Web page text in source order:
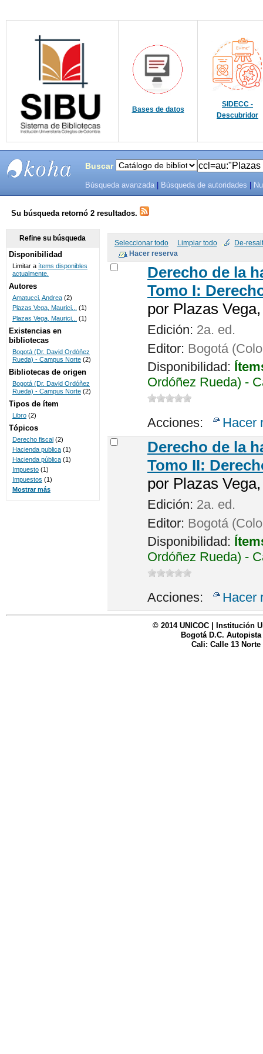
Bases de datos
SIDECC -
Descubridor
SISTEMAS
DE
BIBLIOTECAS
UNICOC
Buscar
Búsqueda avanzada Búsqueda de autoridades
Su búsqueda retornó 2 resultados.
Seleccionar todo Limpiar todo De-
Derecho de la
Tomo I:
por Plazas
Edición: 2a. ed.
Editor: Bogotá
Disponibilidad:
Ordóñez Rueda) -
Acciones: Hacer
Derecho de la
Tomo II:
por Plazas
Edición: 2a. ed.
Editor: Bogotá
Disponibilidad:
Ordóñez Rueda) -
Acciones: Hacer
Refine su búsqueda
Disponibilidad
Limitar a ítems disponibles
actualmente.
Autores
Amatucci, Andrea (2)
Plazas Vega, Maurici... (1)
Plazas Vega, Maurici...
(1)
Existencias en
bibliotecas
Bogotá (Dr. David Ordóñez
Rueda) - Campus Norte (2)
Bibliotecas de origen
Bogotá (Dr. David Ordóñez
Rueda) - Campus Norte (2)
Tipos de ítem
Libro (2)
Tópicos
Derecho fiscal (2)
Hacienda publica (1)
Hacienda pública (1)
Impuesto (1)
Impuestos (1)
Mostrar más
© 2014 UNICOC | Institución
Bogotá D.C. Autopista
Cali: Calle 13 Norte